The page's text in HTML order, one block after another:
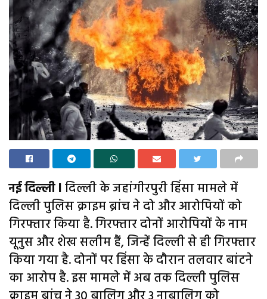
नई दिल्ली lदिल्ली के जहांगीरपुरी हिंसा मामले में
दिल्ली पुलिस क्राइम ब्रांच ने दो और आरोपियों को
गिरफ्तार किया है. गिरफ्तार दोनों आरोपियों के नाम
यूनुस और शेख सलीम हैं, जिन्हें दिल्ली से ही गिरफ्तार
किया गया है. दोनों पर हिंसा के दौरान तलवार बांटने
का आरोप है. इस मामले में अब तक दिल्ली पुलिस